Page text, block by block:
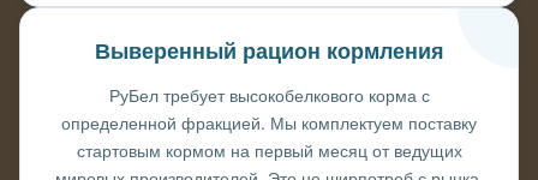
Выверенный рацион кормления
РуБел требует высокобелкового корма с
определенной фракцией. Мы комплектуем поставку
стартовым кормом на первый месяц от ведущих